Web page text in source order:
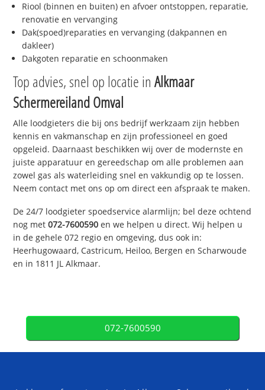
Riool (binnen en buiten) en afvoer ontstoppen, reparatie,
renovatie en vervanging
Dak(spoed)reparaties en vervanging (dakpannen en
dakleer)
Dakgoten reparatie en schoonmaken
Top advies, snel op locatie inAlkmaar
Schermereiland Omval
Alle loodgieters die bij ons bedrijf werkzaam zijn hebben
kennis en vakmanschap en zijn professioneel en goed
opgeleid. Daarnaast beschikken wij over de modernste en
juiste apparatuur en gereedschap om alle problemen aan
zowel gas als waterleiding snel en vakkundig op te lossen.
Neem contact met ons op om direct een afspraak te maken.
De 24/7 loodgieter spoedservice alarmlijn; bel deze ochtend
nog met072-7600590 en we helpen u direct. Wij helpen u
in de gehele 072 regio en omgeving, dus ook in:
Heerhugowaard, Castricum, Heiloo, Bergen en Scharwoude
en in 1811 JL Alkmaar.
072-7600590